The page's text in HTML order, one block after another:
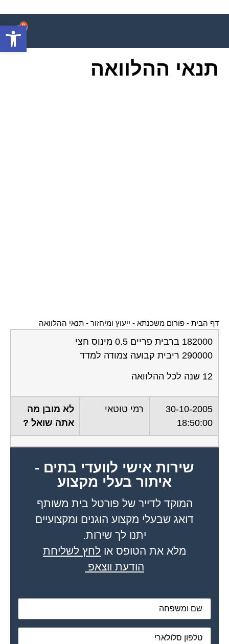
0
תנאי ההלוואה
דף הבית - פורום משכנתא - ייעוץ ומיחזור - תנאי ההלוואה
182000 ברבית פריים 0.5 מינוס חצי
290000 ריבית קבועה צמודה למדד
12 שנה לכל ההלוואה
30-10-2005
18:50:00
רמי טוטאי
לא מובן מה
אתה שואל ?
שירות אישי לוועדי בתים -
איתור בעלי מקצוע
המוקד לדייר של פורטל בית משותף
דואג שבעלי מקצוע הוגנים ומקצועיים
יתנו לך שירות.
מלא את הטופס או לחץ לשליחת
הודעת ווצאפ
פתח